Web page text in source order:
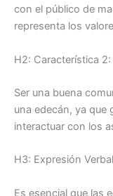
con el público de
representa los
H2: Característica
Ser una buena
una edecán, ya que
interactuar con los
H3: Expresión
Es esencial que las